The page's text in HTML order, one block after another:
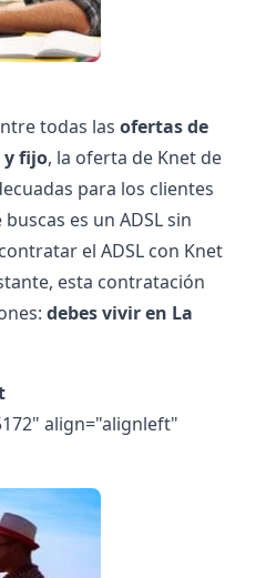
todas las ofertas de
y fijo, la oferta de Knet de
para los clientes
es un ADSL sin
el ADSL con Knet
esta contratación
debes vivir en La
align="alignleft"